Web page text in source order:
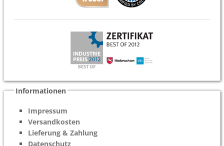
Informationen
Impressum
Versandkosten
Lieferung & Zahlung
Datenschutz